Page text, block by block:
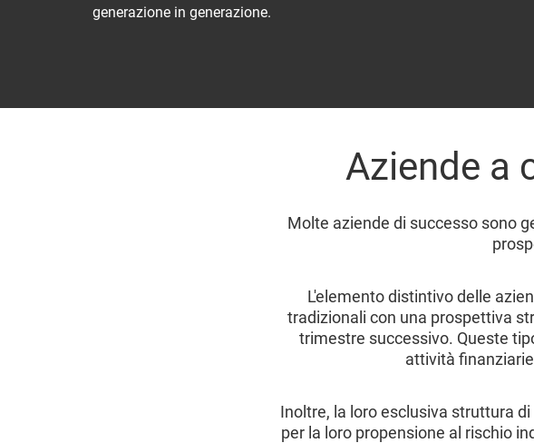
generazione in generazione.
Aziende a
Molte aziende di successo sono
L'elemento distintivo delle
tradizionali con una prospettiva
trimestre successivo. Queste
attività
Inoltre, la loro esclusiva struttura
per la loro propensione al rischio